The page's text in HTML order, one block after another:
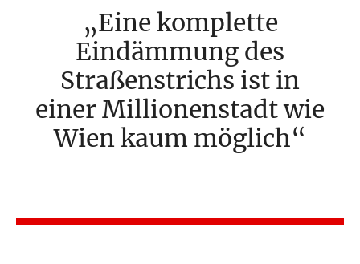
Eine komplette
Eindämmung des
Straßenstrichs ist in
einer Millionenstadt wie
Wien kaum möglich